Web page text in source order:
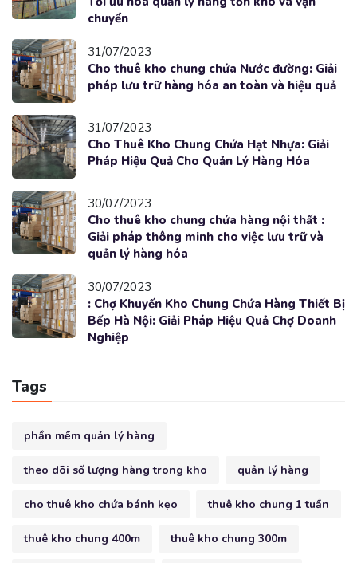
chuyển
31/07/2023
Cho thuê kho chung chứa Nước đường: Giải
pháp lưu trữ hàng hóa an toàn và hiệu quả
31/07/2023
Cho Thuê Kho Chung Chứa Hạt Nhựa: Giải
Pháp Hiệu Quả Cho Quản Lý Hàng Hóa
30/07/2023
Cho thuê kho chung chứa hàng nội thất :
Giải pháp thông minh cho việc lưu trữ và
quản lý hàng hóa
30/07/2023
: Chợ Khuyến Kho Chung Chứa Hàng Thiết Bị
Bếp Hà Nội: Giải Pháp Hiệu Quả Chợ Doanh
Nghiệp
Tags
phần mềm quản lý hàng
theo dõi số lượng hàng trong kho quản lý hàng
cho thuê kho chứa bánh kẹo thuê kho chung 1 tuần
thuê kho chung 400m thuê kho chung 300m